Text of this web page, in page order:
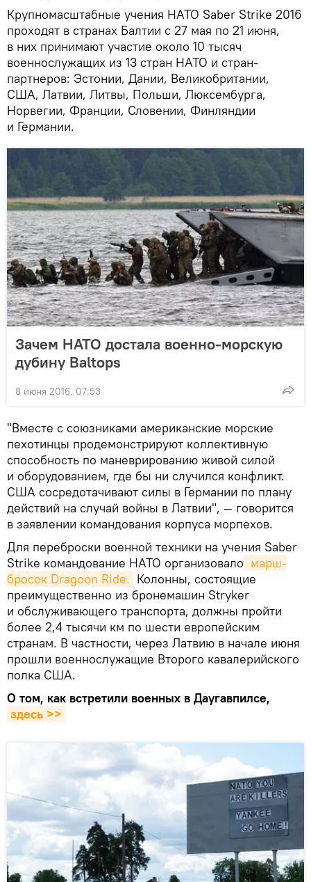
Крупномасштабные учения НАТО Saber Strike 2016
проходят в странах Балтии с 27 мая по 21 июня,
в них принимают участие около 10 тысяч
военнослужащих из 13 стран НАТО и стран-
партнеров: Эстонии, Дании, Великобритании,
США, Латвии, Литвы, Польши, Люксембурга,
Норвегии, Франции, Словении, Финляндии
и Германии.
Зачем НАТО достала военно-морскую
дубину Baltops
8 июня 2016, 07:53
"Вместе с союзниками американские морские
пехотинцы продемонстрируют коллективную
способность по маневрированию живой силой
и оборудованием, где бы ни случился конфликт.
США сосредотачивают силы в Германии по плану
действий на случай войны в Латвии", — говорится
в заявлении командования корпуса морпехов.
Для переброски военной техники на учения Saber
Strike командование НАТО организовало марш-
бросок Dragoon Ride. Колонны, состоящие
преимущественно из бронемашин Stryker
и обслуживающего транспорта, должны пройти
более 2,4 тысячи км по шести европейским
странам. В частности, через Латвию в начале июня
прошли военнослужащие Второго кавалерийского
полка США.
О том, как встретили военных в Даугавпилсе,
здесь >>